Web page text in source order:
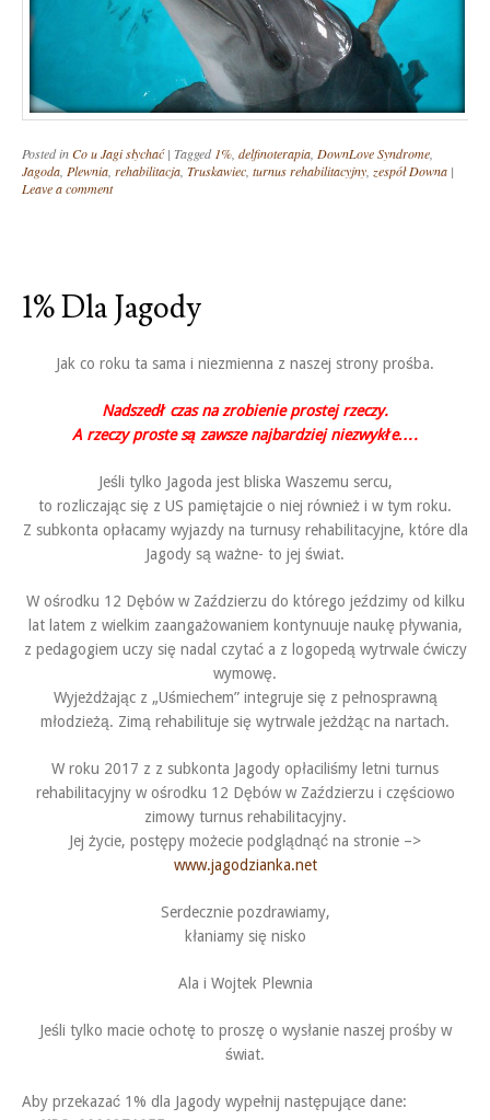
Posted inCo u Jagi słychać | Tagged1%, delfinoterapia, DownLove Syndrome,
Jagoda, Plewnia, rehabilitacja, Truskawiec, turnus rehabilitacyjny, zespół Downa |
Leave a comment
1% Dla Jagody
Jak co roku ta sama i niezmienna z naszej strony prośba.
Nadszedł czas na zrobienie prostej rzeczy.
A rzeczy proste są zawsze najbardziej niezwykłe….
Jeśli tylko Jagoda jest bliska Waszemu sercu,
to rozliczając się z US pamiętajcie o niej również i w tym roku.
Z subkonta opłacamy wyjazdy na turnusy rehabilitacyjne, które dla
Jagody są ważne- to jej świat.
W ośrodku 12 Dębów w Zaździerzu do którego jeździmy od kilku
lat latem z wielkim zaangażowaniem kontynuuje naukę pływania,
z pedagogiem uczy się nadal czytać a z logopedą wytrwale ćwiczy
wymowę.
Wyjeżdżając z „Uśmiechem” integruje się z pełnosprawną
młodzieżą. Zimą rehabilituje się wytrwale jeżdżąc na nartach.
W roku 2017 z z subkonta Jagody opłaciliśmy letni turnus
rehabilitacyjny w ośrodku 12 Dębów w Zaździerzu i częściowo
zimowy turnus rehabilitacyjny.
Jej życie, postępy możecie podglądnąć na stronie –>
www.jagodzianka.net
Serdecznie pozdrawiamy,
kłaniamy się nisko
Ala i Wojtek Plewnia
Jeśli tylko macie ochotę to proszę o wysłanie naszej prośby w
świat.
Aby przekazać 1% dla Jagody wypełnij następujące dane: